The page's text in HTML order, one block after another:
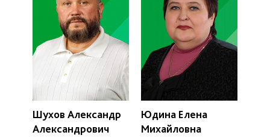
Шухов Александр
Александрович
Юдина Елена
Михайловна